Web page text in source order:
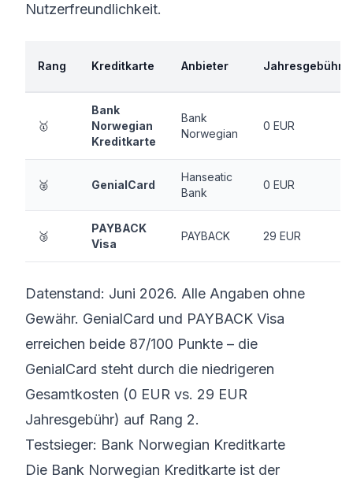
Nutzerfreundlichkeit.
Rang Kreditkarte Anbieter Jahresgebühr
🥇
Bank
Norwegian
Kreditkarte
Bank
Norwegian
0 EUR
🥈 GenialCard
Hanseatic
Bank
0 EUR
🥉
PAYBACK
Visa
PAYBACK 29 EUR
Datenstand: Juni 2026. Alle Angaben ohne
Gewähr. GenialCard und PAYBACK Visa
erreichen beide 87/100 Punkte – die
GenialCard steht durch die niedrigeren
Gesamtkosten (0 EUR vs. 29 EUR
Jahresgebühr) auf Rang 2.
Testsieger: Bank Norwegian Kreditkarte
Die Bank Norwegian Kreditkarte ist der